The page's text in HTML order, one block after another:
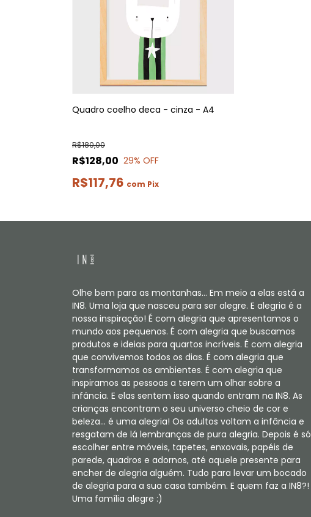
Quadro coelho deca - cinza - A4
R$128,00
R$180,00
29% OFF
R$117,76 com Pix
Olhe bem para as montanhas... Em meio a elas está a
IN8. Uma loja que nasceu para ser alegre. E alegria é a
nossa inspiração! É com alegria que apresentamos o
mundo aos pequenos. É com alegria que buscamos
produtos e ideias para quartos incríveis. É com alegria
que convivemos todos os dias. É com alegria que
transformamos os ambientes. É com alegria que
inspiramos as pessoas a terem um olhar sobre a
infância. E elas sentem isso quando entram na IN8. As
crianças encontram o seu universo cheio de cor e
beleza... é uma alegria! Os adultos voltam a infância e
resgatam de lá lembranças de pura alegria. Depois é só
escolher entre móveis, tapetes, enxovais, papéis de
parede, quadros e adornos, até aquele presente para
encher de alegria alguém. Tudo para levar um bocado
de alegria para a sua casa também. E quem faz a IN8?!
Uma família alegre :)